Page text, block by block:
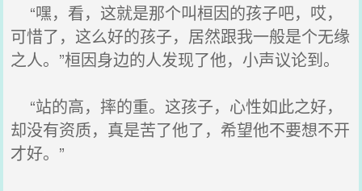
“嘿，看，这就是那个叫桓因的孩子吧，哎，
可惜了，这么好的孩子，居然跟我一般是个无缘
之人。”桓因身边的人发现了他，小声议论到。
“站的高，摔的重。这孩子，心性如此之好，
却没有资质，真是苦了他了，希望他不要想不开
才好。”